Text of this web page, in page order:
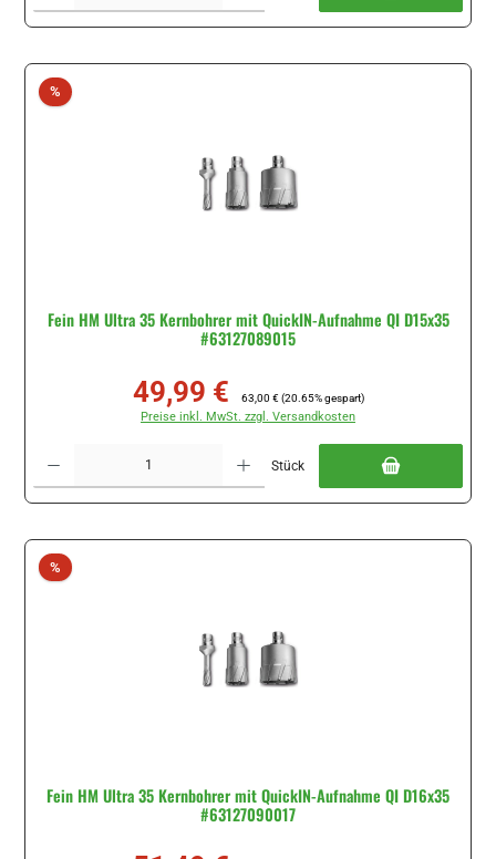
%Rabatt
Fein HM Ultra 35 Kernbohrer mit QuickIN-Aufnahme QI D15x35
#63127089015
Verkaufspreis:
49,99 € 63,00 € (20.65% gespart)
Preise inkl. MwSt. zzgl. Versandkosten
Stück
%Rabatt
Fein HM Ultra 35 Kernbohrer mit QuickIN-Aufnahme QI D16x35
#63127090017